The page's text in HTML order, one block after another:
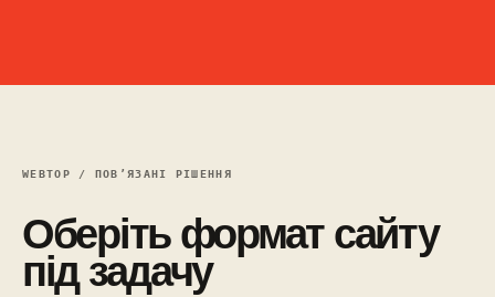
WEBTOP / ПОВ’ЯЗАНІ РІШЕННЯ
Оберіть формат сайту
під задачу